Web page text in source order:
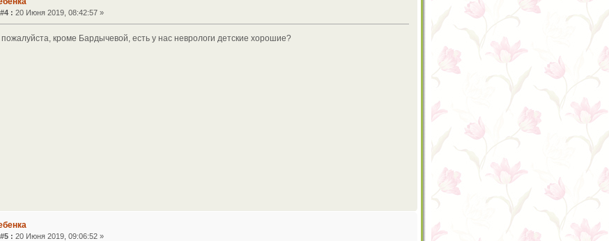
: 20 Июня 2019, 08:42:57 »
кроме Бардычевой, есть у нас неврологи детские хорошие?
: 20 Июня 2019, 09:06:52 »